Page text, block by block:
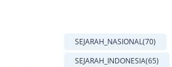
SEJARAH_NASIONAL(70)
SEJARAH_INDONESIA(65)